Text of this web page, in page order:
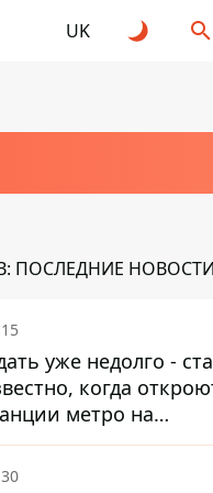
UK
ПОСЛЕДНИЕ НОВОСТИ
уже недолго -
когда
метро на